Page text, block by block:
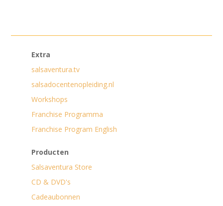
Extra
salsaventura.tv
salsadocentenopleiding.nl
Workshops
Franchise Programma
Franchise Program English
Producten
Salsaventura Store
CD & DVD's
Cadeaubonnen